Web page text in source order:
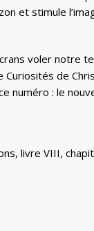
et stimule
voler notre
Curiosités de
numéro : le
livre VIII,